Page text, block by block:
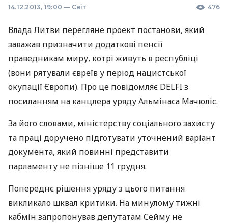
14.12.2013, 19:00 — Світ 476
Влада Литви перегляне проект постанови, який
заважав призначити додаткові пенсії
праведникам миру, котрі живуть в республіці
(вони рятували євреїв у період нацистської
окупації Європи). Про це повідомляє DELFI з
посиланням на канцлера уряду Альмінаса Мачюліс.
За його словами, міністерству соціального захисту
та праці доручено підготувати уточнений варіант
документа, який повинні представити
парламенту не пізніше 11 грудня.
Попереднє рішення уряду з цього питання
викликало шквал критики. На минулому тижні
кабмін запропонував депутатам Сейму не